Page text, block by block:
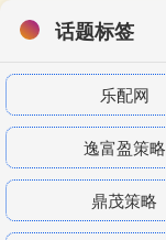
话题标签
乐配网
逸富盈策略
鼎茂策略